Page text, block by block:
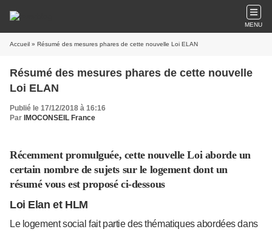
MENU
Accueil » Résumé des mesures phares de cette nouvelle Loi ELAN
Résumé des mesures phares de cette nouvelle
Loi ELAN
Publié le 17/12/2018 à 16:16
Par IMOCONSEIL France
Récemment promulguée, cette nouvelle Loi aborde un
certain nombre de sujets sur le logement dont un
résumé vous est proposé ci-dessous
Loi Elan et HLM
Le logement social fait partie des thématiques abordées dans